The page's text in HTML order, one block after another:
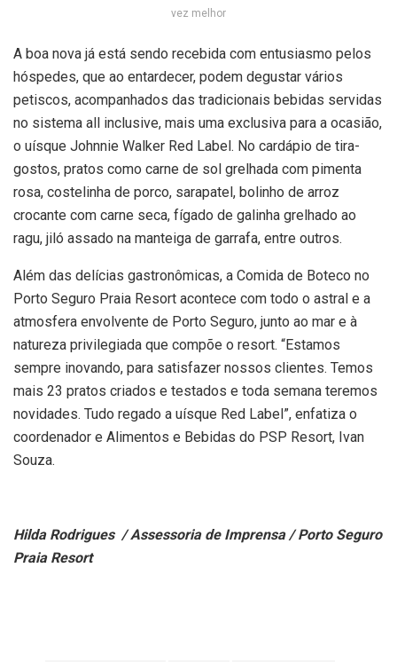
vez melhor
A boa nova já está sendo recebida com entusiasmo pelos
hóspedes, que ao entardecer, podem degustar vários
petiscos, acompanhados das tradicionais bebidas servidas
no sistema all inclusive, mais uma exclusiva para a ocasião,
o uísque Johnnie Walker Red Label. No cardápio de tira-
gostos, pratos como carne de sol grelhada com pimenta
rosa, costelinha de porco, sarapatel, bolinho de arroz
crocante com carne seca, fígado de galinha grelhado ao
ragu, jiló assado na manteiga de garrafa, entre outros.
Além das delícias gastronômicas, a Comida de Boteco no
Porto Seguro Praia Resort acontece com todo o astral e a
atmosfera envolvente de Porto Seguro, junto ao mar e à
natureza privilegiada que compõe o resort. “Estamos
sempre inovando, para satisfazer nossos clientes. Temos
mais 23 pratos criados e testados e toda semana teremos
novidades. Tudo regado a uísque Red Label”, enfatiza o
coordenador e Alimentos e Bebidas do PSP Resort, Ivan
Souza.
Hilda Rodrigues / Assessoria de Imprensa/ Porto Seguro
Praia Resort